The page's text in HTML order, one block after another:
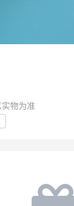
物为准